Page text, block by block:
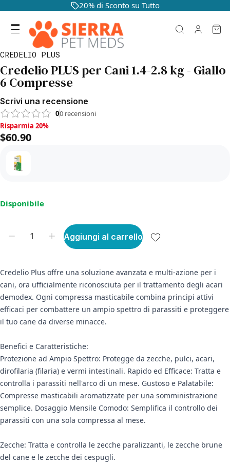
20% di Sconto su Tutto
CREDELIO PLUS
Credelio PLUS per Cani 1.4-2.8 kg - Giallo
6 Compresse
Scrivi una recensione
00 recensioni
Risparmia 20%, $60.90
Risparmia 20%
$60.90
Disponibile
Aggiungi al carrello
Credelio Plus offre una soluzione avanzata e multi-azione per i
cani, ora ufficialmente riconosciuta per il trattamento degli acari
demodex. Ogni compressa masticabile combina principi attivi
efficaci per combattere un ampio spettro di parassiti e proteggere
il tuo cane da diverse minacce.
Benefici e Caratteristiche:
Protezione ad Ampio Spettro: Protegge da zecche, pulci, acari,
dirofilaria (filaria) e vermi intestinali. Rapido ed Efficace: Tratta e
controlla i parassiti nell'arco di un mese. Gustoso e Palatabile:
Compresse masticabili aromatizzate per una somministrazione
semplice. Dosaggio Mensile Comodo: Semplifica il controllo dei
parassiti con una sola compressa al mese.
Zecche: Tratta e controlla le zecche paralizzanti, le zecche brune
del cane e le zecche dei cespugli.